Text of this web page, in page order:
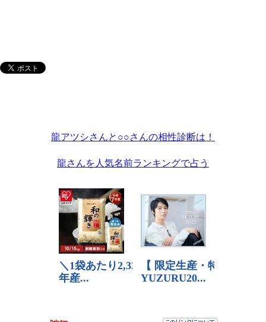
龍アツシさんと○○さんの相性診断は！
龍さんを人気名前ランキングで占う